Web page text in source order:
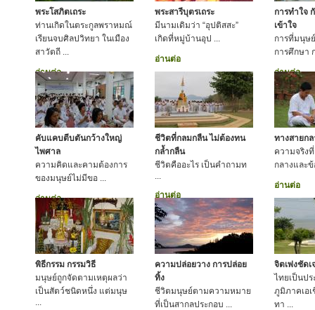
พระโสภิตเถระ
ท่านเกิดในตระกูลพราหมณ์
เรียนจบศิลปวิทยา ในเมือง
สาวัตถี ...
อ่านต่อ
พระสารีบุตรเถระ
มีนามเดิมว่า “อุปติสสะ”
เกิดที่หมู่บ้านอุป ...
อ่านต่อ
การทำใจ
เข้าใจ
การที่มนุษ
การศึกษา
อ่านต่อ
คับแคบตีบตันกว้างใหญ่
ไพศาล
ความคิดและคามต้องการ
ของมนุษย์ไม่มีขอ ...
อ่านต่อ
ชีวิตที่กลมกลืน ไม่ต้องทน
กล้ำกลืน
ชีวิตคืออะไร เป็นคำถามท
...
อ่านต่อ
ทางสายกล
ความจริง
กลางและ
อ่านต่อ
พิธีกรรม กรรมวิธี
มนุษย์ถูกจัดตามเหตุผลว่า
เป็นสัตว์ชนิดหนึ่ง แต่มนุษ
...
ความปล่อยวาง การปล่อย
ทิ้ง
ชีวิตมนุษย์ตามความหมาย
ที่เป็นสากลประกอบ ...
จิตเพ่งชัด
ไทยเป็นปร
ภูมิภาคเอ
ทา ...